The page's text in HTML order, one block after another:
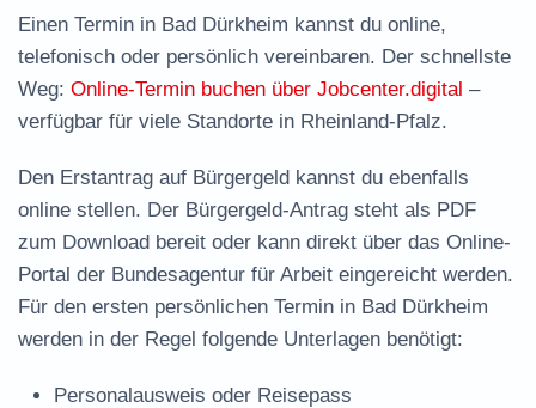
Einen Termin in Bad Dürkheim kannst du online,
telefonisch oder persönlich vereinbaren. Der schnellste
Weg: Online-Termin buchen über Jobcenter.digital –
verfügbar für viele Standorte in Rheinland-Pfalz.
Den Erstantrag auf Bürgergeld kannst du ebenfalls
online stellen. Der Bürgergeld-Antrag steht als PDF
zum Download bereit oder kann direkt über das Online-
Portal der Bundesagentur für Arbeit eingereicht werden.
Für den ersten persönlichen Termin in Bad Dürkheim
werden in der Regel folgende Unterlagen benötigt:
Personalausweis oder Reisepass